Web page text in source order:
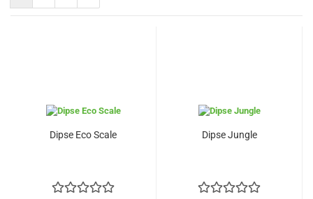
Dipse Eco Scale Dipse Jungle